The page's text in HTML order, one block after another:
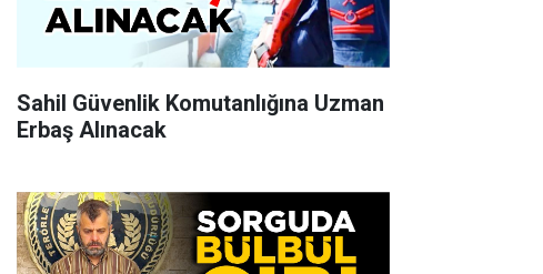
Sahil Güvenlik Komutanlığına Uzman
Erbaş Alınacak